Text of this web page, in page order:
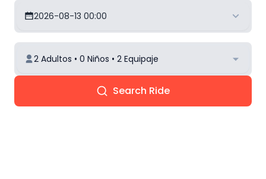
2026-08-13 00:00
2 Adultos • 0 Niños • 2 Equipaje
Search Ride